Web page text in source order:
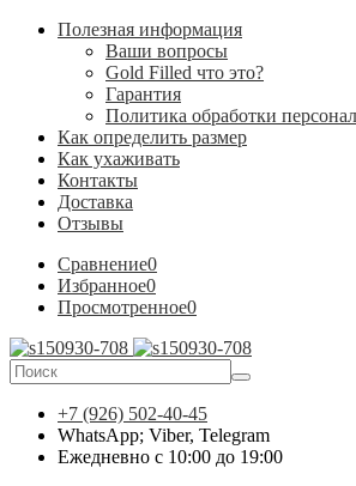
Полезная информация
Ваши вопросы
Gold Filled что это?
Гарантия
Политика обработки
Как определить размер
Как ухаживать
Контакты
Доставка
Отзывы
Сравнение0
Избранное0
Просмотренное0
+7 (926) 502-40-45
WhatsApp; Viber, Telegram
Ежедневно с 10:00 до 19:00